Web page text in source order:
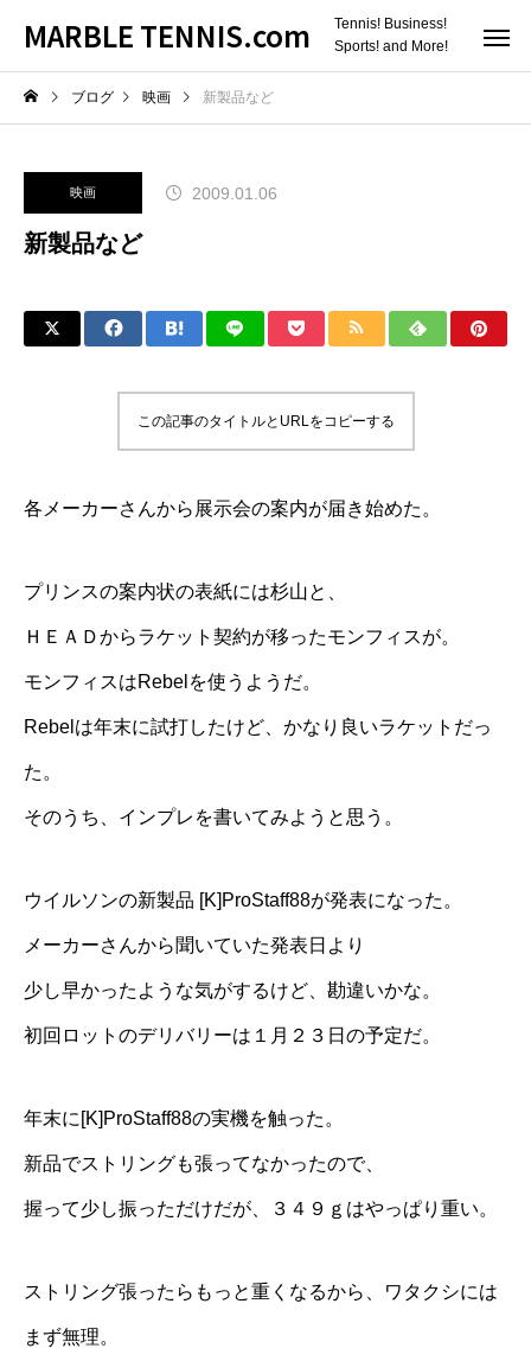
MARBLE TENNIS.com
Tennis! Business!
Sports! and More!
ブログ 映画 新製品など
映画 2009.01.06
新製品など
この記事のタイトルとURLをコピーする
各メーカーさんから展示会の案内が届き始めた。
プリンスの案内状の表紙には杉山と、
ＨＥＡＤからラケット契約が移ったモンフィスが。
モンフィスはRebelを使うようだ。
Rebelは年末に試打したけど、かなり良いラケットだっ
た。
そのうち、インプレを書いてみようと思う。
ウイルソンの新製品 [K]ProStaff88が発表になった 。
メーカーさんから聞いていた発表日より
少し早かったような気がするけど、勘違いかな。
初回ロットのデリバリーは１月２３日の予定だ。
年末に[K]ProStaff88の実機を触った。
新品でストリングも張ってなかったので、
握って少し振っただけだが、３４９ｇはやっぱり重い。
ストリング張ったらもっと重くなるから、ワタクシには
まず無理。